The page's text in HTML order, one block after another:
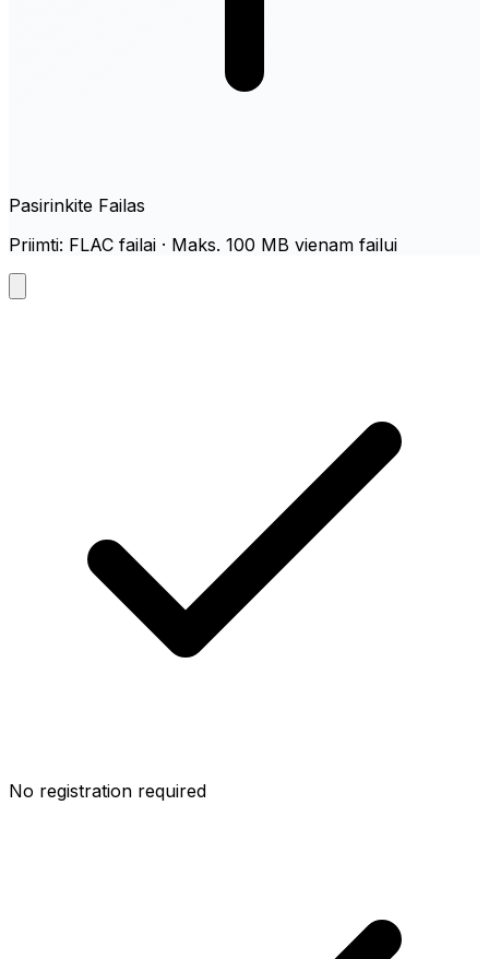
Pasirinkite Failas
Priimti: FLAC failai · Maks. 100 MB vienam failui
No registration required